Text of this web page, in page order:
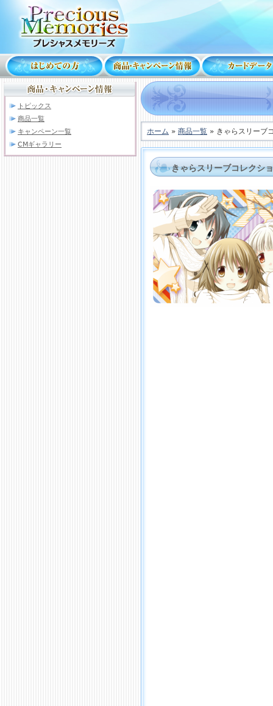
トピックス
商品一覧
キャンペーン一覧
CMギャラリー
ホーム » 商品一覧 » きゃらスリーブ
きゃらスリーブコレクシ